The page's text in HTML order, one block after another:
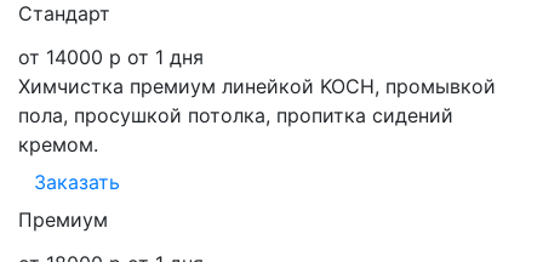
Стандарт
от 14000 р от 1 дня
Химчистка премиум линейкой KOCH, промывкой
пола, просушкой потолка, пропитка сидений
кремом.
Заказать
Премиум